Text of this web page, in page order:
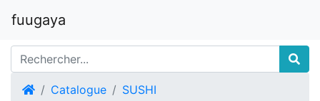
fuugaya
Accueil
Catalogue SUSHI